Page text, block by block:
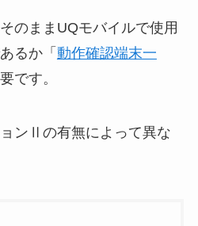
のままUQモバイルで使用
るか「 動作確認端末一
です。
ンⅡの有無によって異な